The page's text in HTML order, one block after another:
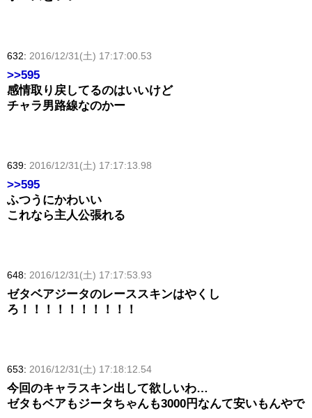
632: 2016/12/31(土) 17:17:00.53
>>595
感情取り戻してるのはいいけど
チャラ男路線なのかー
639: 2016/12/31(土) 17:17:13.98
>>595
ふつうにかわいい
これなら主人公張れる
648: 2016/12/31(土) 17:17:53.93
ゼタベアジータのレーススキンはやくし
ろ！！！！！！！！！！
653: 2016/12/31(土) 17:18:12.54
今回のキャラスキン出して欲しいわ…
ゼタもベアもジータちゃんも3000円なんて安いもんやで